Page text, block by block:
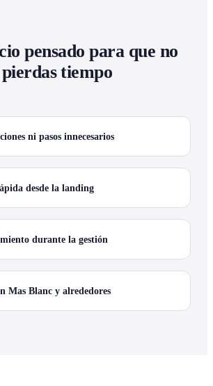
pensado para que no
pierdas tiempo
ni pasos innecesarios
desde la landing
durante la gestión
Mas Blanc y alrededores